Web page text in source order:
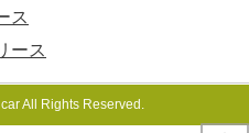
ス
ース
All Rights Reserved.